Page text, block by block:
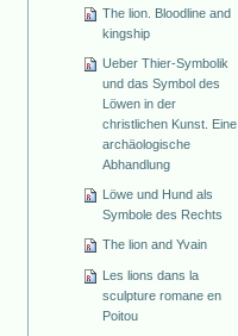
The lion. Bloodline and
kingship
Ueber Thier-Symbolik
und das Symbol des
Löwen in der
christlichen Kunst. Eine
archäologische
Abhandlung
Löwe und Hund als
Symbole des Rechts
The lion and Yvain
Les lions dans la
sculpture romane en
Poitou